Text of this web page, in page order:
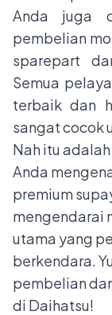
Anda juga
pembelian
sparepart
Semua
terbaik dan
sangat cocok
Nah itu
Anda
premium
mengendarai
utama yang
berkendara.
pembelian
di Daihatsu!